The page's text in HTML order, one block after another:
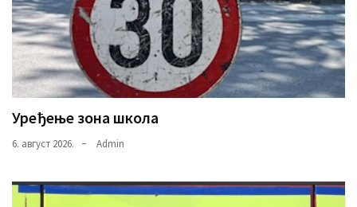
Уређење зона школа
6. август 2026. Admin